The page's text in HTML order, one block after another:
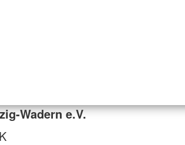
Wadern e.V.